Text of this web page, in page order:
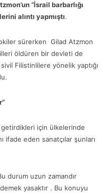
“İsrail barbarlığı
alıntı yapmıştı.
sürerken Gilad Atzmon
öldüren bir devleti de
Filistinlilere yönelik yaptığı
getirdikleri için ülkelerinde
ifade eden sanatçılar şunları
durum uzun zamandır
yasaktır . Bu konuyu